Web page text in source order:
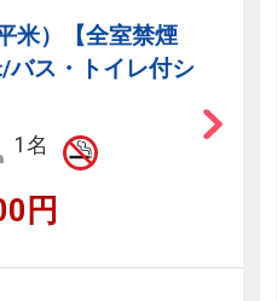
米）【全室禁煙
ス・トイレ付シ
1名
円